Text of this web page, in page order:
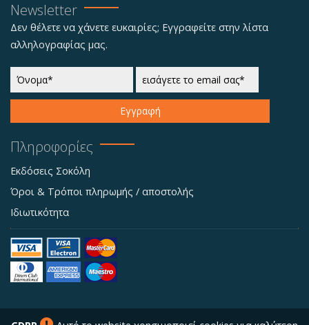
Newsletter
Δεν θέλετε να χάνετε ευκαιρίες; Εγγραφείτε στην λίστα
αλληλογραφίας μας.
Εγγραφή
Πληροφορίες
Εκδόσεις Σοκόλη
Όροι & Τρόποι πληρωμής / αποστολής
Ιδιωτικότητα